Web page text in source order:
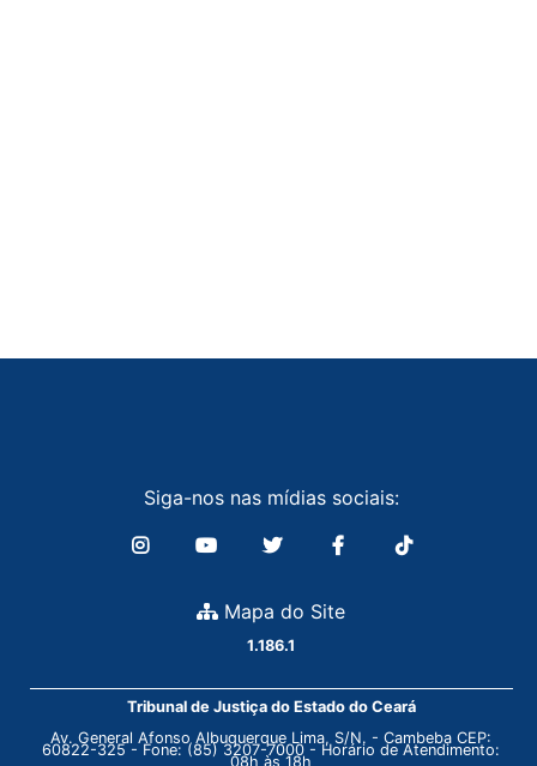
Siga-nos nas mídias sociais:
Mapa do Site
1.186.1
Tribunal de Justiça do Estado do Ceará
Av. General Afonso Albuquerque Lima, S/N. - Cambeba CEP:
60822-325 - Fone: (85) 3207-7000 - Horário de Atendimento:
08h às 18h